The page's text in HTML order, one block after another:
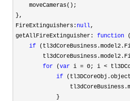
    moveCameras();
},
FireExtinguishers: null,
getAllFireExtinguisher: function
if
for (var i = 0; i <
if
            }